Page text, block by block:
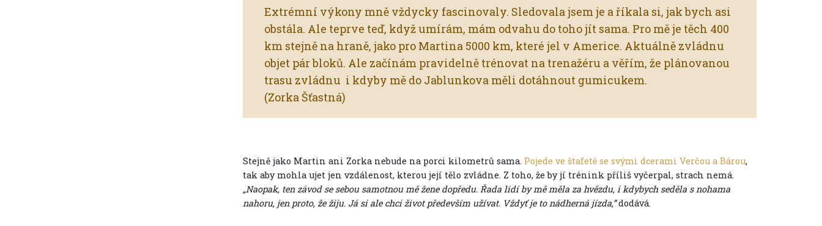
Extrémní výkony mně vždycky fascinovaly. Sledovala jsem je a říkala si, jak bych asi
obstála. Ale teprve teď, když umírám, mám odvahu do toho jít sama. Pro mě je těch 400
km stejně na hraně, jako pro Martina 5000 km, které jel v Americe. Aktuálně zvládnu
objet pár bloků. Ale začínám pravidelně trénovat na trenažéru a věřím, že plánovanou
trasu zvládnu i kdyby mě do Jablunkova měli dotáhnout gumicukem.
(Zorka Šťastná)
Stejně jako Martin ani Zorka nebude na porci kilometrů sama. Pojede ve štafetě se svými dcerami Verčou a Bárou,
tak aby mohla ujet jen vzdálenost, kterou její tělo zvládne. Z toho, že by jí trénink příliš vyčerpal, strach nemá.
„Naopak, ten závod se sebou samotnou mě žene dopředu. Řada lidí by mě měla za hvězdu, i kdybych seděla s nohama
nahoru, jen proto, že žiju. Já si ale chci život především užívat. Vždyť je to nádherná jízda,”dodává.